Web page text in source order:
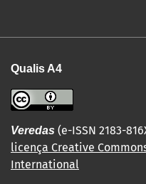
Qualis A4
Veredas (e-ISSN 2183-
licença Creative
International